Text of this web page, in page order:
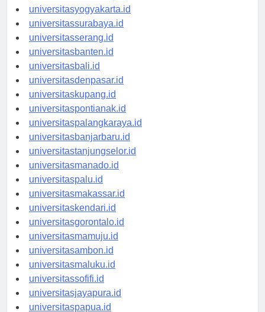
universitassemarang.id
universitasyogyakarta.id
universitassurabaya.id
universitasserang.id
universitasbanten.id
universitasbali.id
universitasdenpasar.id
universitaskupang.id
universitaspontianak.id
universitaspalangkaraya.id
universitasbanjarbaru.id
universitastanjungselor.id
universitasmanado.id
universitaspalu.id
universitasmakassar.id
universitaskendari.id
universitasgorontalo.id
universitasmamuju.id
universitasambon.id
universitasmaluku.id
universitassofifi.id
universitasjayapura.id